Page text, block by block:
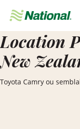
navigation
Location
New
Toyota Camry ou